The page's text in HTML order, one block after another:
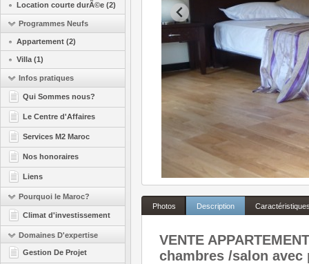
Location courte durÃ©e (2)
Programmes Neufs
Appartement (2)
Villa (1)
Infos pratiques
Qui Sommes nous?
Le Centre d'Affaires
Services M2 Maroc
Nos honoraires
Liens
Pourquoi le Maroc?
Climat d'investissement
Domaines D'expertise
Gestion De Projet
Photos Description
VENTE
chambres /salon avec